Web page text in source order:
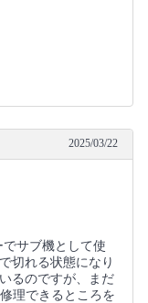
2025/03/22
でサブ機として使
切れる状態になり
るのですが、まだ
理できるところを